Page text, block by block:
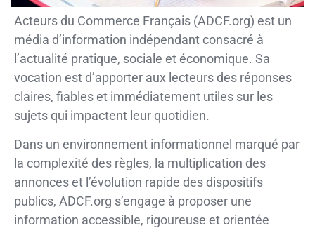
Acteurs du Commerce Français (ADCF.org) est un
média d’information indépendant consacré à
l’actualité pratique, sociale et économique. Sa
vocation est d’apporter aux lecteurs des réponses
claires, fiables et immédiatement utiles sur les
sujets qui impactent leur quotidien.
Dans un environnement informationnel marqué par
la complexité des règles, la multiplication des
annonces et l’évolution rapide des dispositifs
publics, ADCF.org s’engage à proposer une
information accessible, rigoureuse et orientée